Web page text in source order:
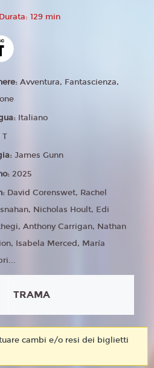
Durata: 129 min
Avventura, Fantascienza,
Italiano
T
James Gunn
2025
David Corenswet, Rachel
Nicholas Hoult, Edi
Anthony Carrigan, Nathan
Isabela Merced, María
TRAMA
cambi e/o resi dei biglietti